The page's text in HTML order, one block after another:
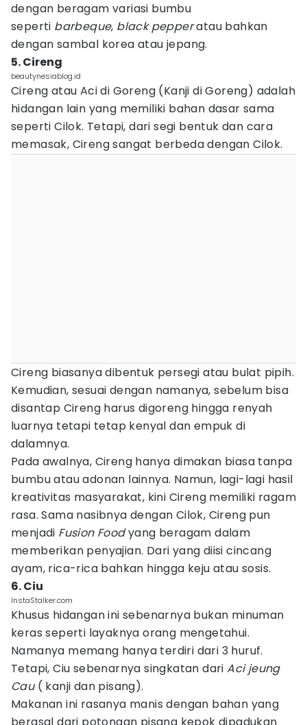
dengan beragam variasi bumbu
seperti barbeque, black pepperatau bahkan
dengan sambal korea atau jepang.
5. Cireng
beautynesiablog.id
Cireng atau Aci di Goreng (Kanji di Goreng) adalah
hidangan lain yang memiliki bahan dasar sama
seperti Cilok. Tetapi, dari segi bentuk dan cara
memasak, Cireng sangat berbeda dengan Cilok.
Cireng biasanya dibentuk persegi atau bulat pipih.
Kemudian, sesuai dengan namanya, sebelum bisa
disantap Cireng harus digoreng hingga renyah
luarnya tetapi tetap kenyal dan empuk di
dalamnya.
Pada awalnya, Cireng hanya dimakan biasa tanpa
bumbu atau adonan lainnya. Namun, lagi-lagi hasil
kreativitas masyarakat, kini Cireng memiliki ragam
rasa. Sama nasibnya dengan Cilok, Cireng pun
menjadi Fusion Foodyang beragam dalam
memberikan penyajian. Dari yang diisi cincang
ayam, rica-rica bahkan hingga keju atau sosis.
6. Ciu
InstaStalker.com
Khusus hidangan ini sebenarnya bukan minuman
keras seperti layaknya orang mengetahui.
Namanya memang hanya terdiri dari 3 huruf.
Tetapi, Ciu sebenarnya singkatan dariAci jeung
Cau( kanji dan pisang).
Makanan ini rasanya manis dengan bahan yang